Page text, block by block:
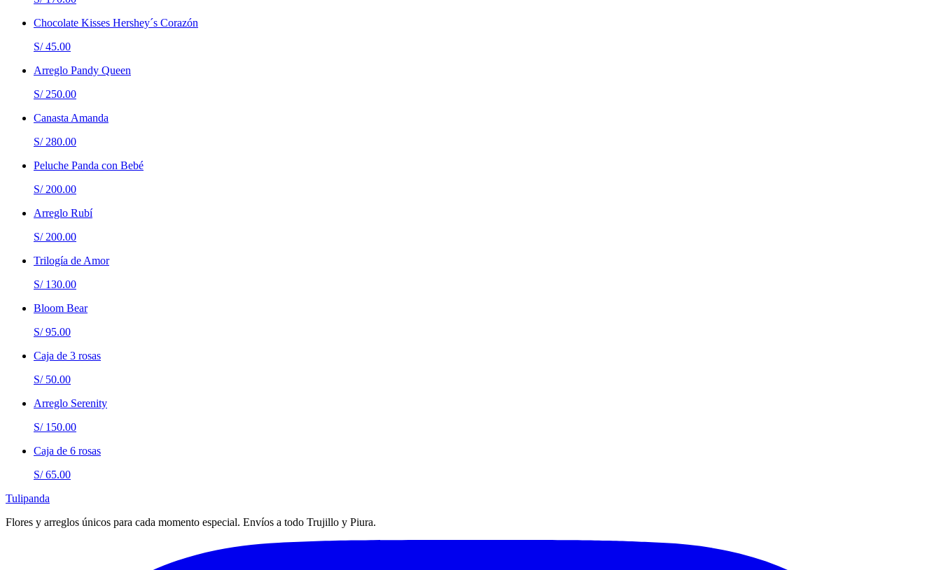
Chocolate Kisses Hershey´s Corazón
S/ 45.00
Arreglo Pandy Queen
S/ 250.00
Canasta Amanda
S/ 280.00
Peluche Panda con Bebé
S/ 200.00
Arreglo Rubí
S/ 200.00
Trilogía de Amor
S/ 130.00
Bloom Bear
S/ 95.00
Caja de 3 rosas
S/ 50.00
Arreglo Serenity
S/ 150.00
Caja de 6 rosas
S/ 65.00
Tulipanda
Flores y arreglos únicos para cada momento especial. Envíos a todo Trujillo y Piura.